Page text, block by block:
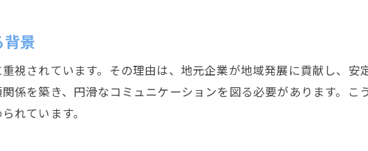
現場監督に必要な地域法規の知識とは
静岡市の現場監督が直面する法規制と対応
景
視されています。その理由は、地元企業が地域発展に貢献し、安
係を築き、円滑なコミュニケーションを図る必要があります。こ
れています。